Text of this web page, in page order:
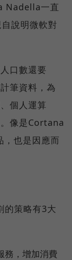
Nadella一直
說明微軟對
口數還要
筆資料，為
個人運算
像是Cortana
也是因應而
的策略有3大
務，增加消費